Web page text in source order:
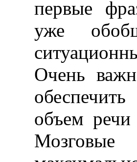
первые
уже
Очень
объем